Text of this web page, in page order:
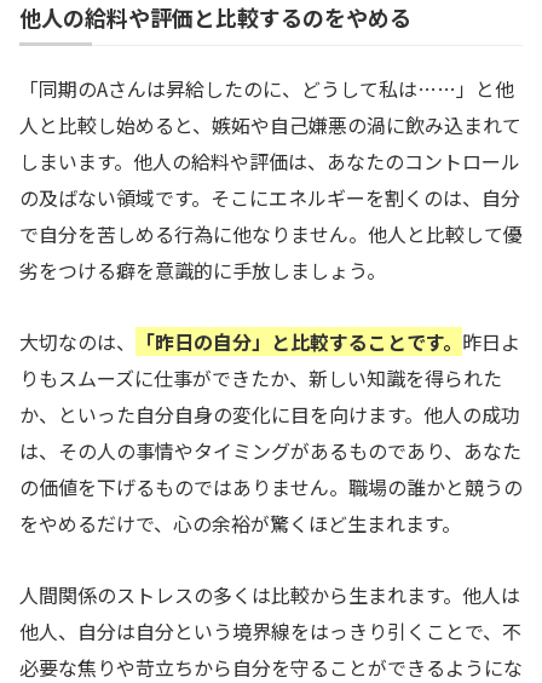
他人の給料や評価と比較するのをやめる
「同期のAさんは昇給したのに、どうして私は……」と他
人と比較し始めると、嫉妬や自己嫌悪の渦に飲み込まれて
しまいます。他人の給料や評価は、あなたのコントロール
の及ばない領域です。そこにエネルギーを割くのは、自分
で自分を苦しめる行為に他なりません。他人と比較して優
劣をつける癖を意識的に手放しましょう。
大切なのは、 「昨日の自分」と比較することです。 昨日よ
りもスムーズに仕事ができたか、新しい知識を得られた
か、といった自分自身の変化に目を向けます。他人の成功
は、その人の事情やタイミングがあるものであり、あなた
の価値を下げるものではありません。職場の誰かと競うの
をやめるだけで、心の余裕が驚くほど生まれます。
人間関係のストレスの多くは比較から生まれます。他人は
他人、自分は自分という境界線をはっきり引くことで、不
必要な焦りや苛立ちから自分を守ることができるようにな